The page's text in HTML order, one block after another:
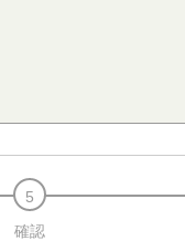
確認